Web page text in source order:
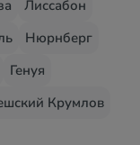
Лиссабон
Нюрнберг
Генуя
Крумлов